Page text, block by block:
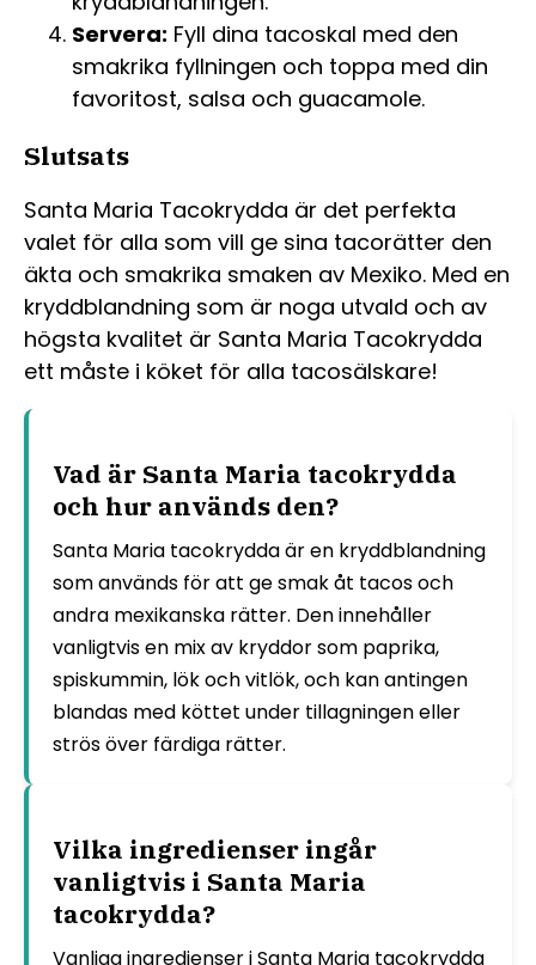
Servera: Fyll dina tacoskal med den
smakrika fyllningen och toppa med din
favoritost, salsa och guacamole.
Slutsats
Santa Maria Tacokrydda är det perfekta
valet för alla som vill ge sina tacorätter den
äkta och smakrika smaken av Mexiko. Med en
kryddblandning som är noga utvald och av
högsta kvalitet är Santa Maria Tacokrydda
ett måste i köket för alla tacosälskare!
Vad är Santa Maria tacokrydda
och hur används den?
Santa Maria tacokrydda är en kryddblandning
som används för att ge smak åt tacos och
andra mexikanska rätter. Den innehåller
vanligtvis en mix av kryddor som paprika,
spiskummin, lök och vitlök, och kan antingen
blandas med köttet under tillagningen eller
strös över färdiga rätter.
Vilka ingredienser ingår
vanligtvis i Santa Maria
tacokrydda?
Vanliga ingredienser i Santa Maria tacokrydda